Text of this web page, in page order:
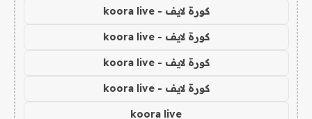
كورة لايف - koora live
كورة لايف - koora live
كورة لايف - koora live
كورة لايف - koora live
koora live